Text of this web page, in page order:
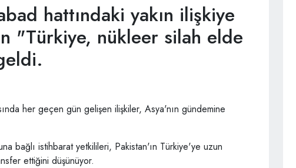
hattındaki yakın ilişkiye
"Türkiye, nükleer silah elde
her geçen gün gelişen ilişkiler, Asya'nın gündemine
bağlı istihbarat yetkilileri, Pakistan'ın Türkiye'ye uzun
ettiğini düşünüyor.